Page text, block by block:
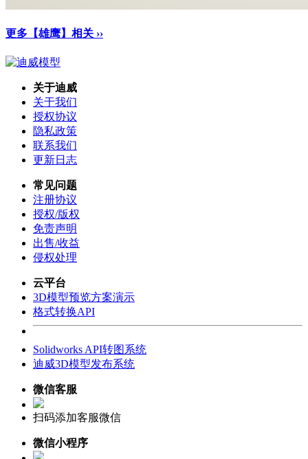
更多【雄鹰】相关 ››
关于迪威
关于我们
授权协议
隐私政策
联系我们
更新日志
常见问题
注册协议
授权/版权
免责声明
出售/收益
侵权处理
云平台
3D模型预览方案演示
格式转换API
Solidworks API转图系统
迪威3D模型发布系统
微信客服
扫码添加客服微信
微信小程序